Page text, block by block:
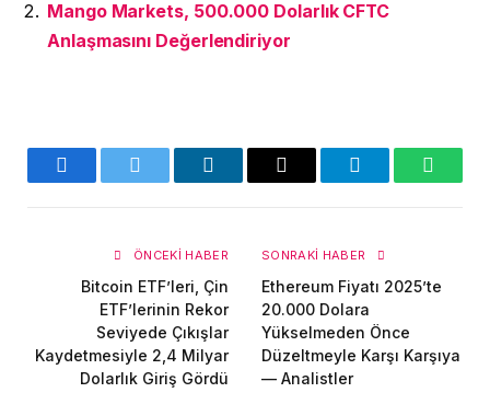
Mango Markets, 500.000 Dolarlık CFTC
Anlaşmasını Değerlendiriyor
FacebookTwitter LinkedInE-
Telegram
ÖNCEKI HABER
Bitcoin ETF’leri, Çin
ETF’lerinin Rekor
Seviyede Çıkışlar
Kaydetmesiyle 2,4 Milyar
Dolarlık Giriş Gördü
SONRAKI HABER
Ethereum Fiyatı 2025’te
20.000 Dolara
Yükselmeden Önce
Düzeltmeyle Karşı Karşıya
— Analistler